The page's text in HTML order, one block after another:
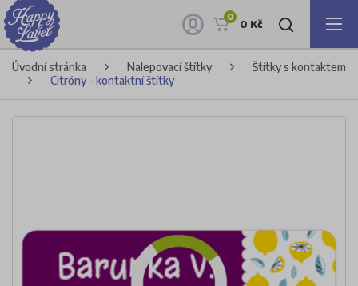
0
0 Kč
Úvodní stránka Nalepovací štítky
Štítky s kontaktem
Citróny - kontaktní štítky